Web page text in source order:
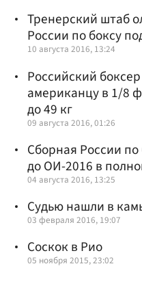
Тренерский штаб
России по боксу
10 августа 2016, 13:24
Российский
американцу в 1/8
до 49 кг
09 августа 2016, 01:26
Сборная России
до ОИ-2016 в
04 августа 2016, 13:25
Судью нашли в
03 февраля 2016, 19:07
Соскок в Рио
05 ноября 2015, 23:02